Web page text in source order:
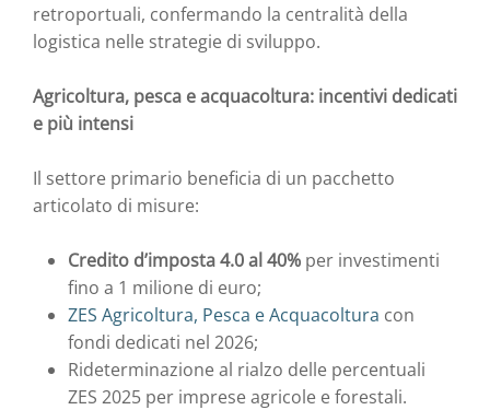
retroportuali, confermando la centralità della
logistica nelle strategie di sviluppo.
Agricoltura, pesca e acquacoltura: incentivi dedicati
e più intensi
Il settore primario beneficia di un pacchetto
articolato di misure:
Credito d’imposta 4.0 al 40% per investimenti
fino a 1 milione di euro;
ZES Agricoltura, Pesca e Acquacoltura con
fondi dedicati nel 2026;
Rideterminazione al rialzo delle percentuali
ZES 2025 per imprese agricole e forestali.